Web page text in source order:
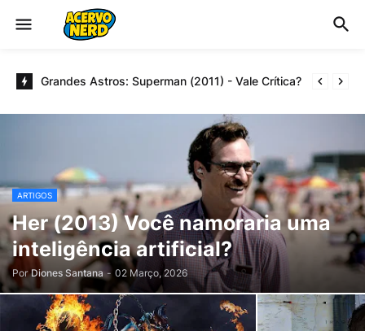
Grandes Astros: Superman (2011) - Vale Crítica?
ARTIGOS
Her (2013) Você namoraria uma
inteligência artificial?
Por Diones Santana - 02 Março, 2026